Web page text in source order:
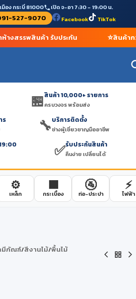
มือง กระบี่ 81000 เปิด จ-อา 7:30 – 19:00 น.
527-9070 Facebook TikTok
างสรรพสินค้า รับประกัน ⭐สินค้าก
🏪สินค้า 10,000+ รายการ
ครบวงจร พร้อมส่ง
ร 🔧บริการติดตั้ง
ช่างผู้เชี่ยวชาญมืออาชีพ
✅รับประกันสินค้า
คืนง่าย เปลี่ยนได้
⚙️
เหล็ก
🟫
กระเบื้อง
🚰
ท่อ-ประปา
⚡
ไฟฟ้า
มีภัณฑ์/สีงานไม้/พื้นไม้